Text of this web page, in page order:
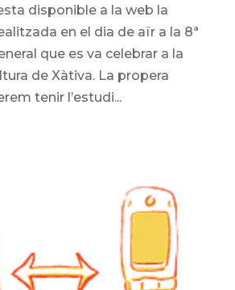
disponible a la web la
en el dia de aïr a la 8ª
que es va celebrar a la
de Xàtiva. La propera
tenir l’estudi...